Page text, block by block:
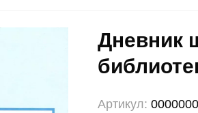
Дневник
Артикул: